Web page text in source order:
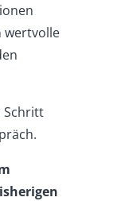
wertvolle
Schritt